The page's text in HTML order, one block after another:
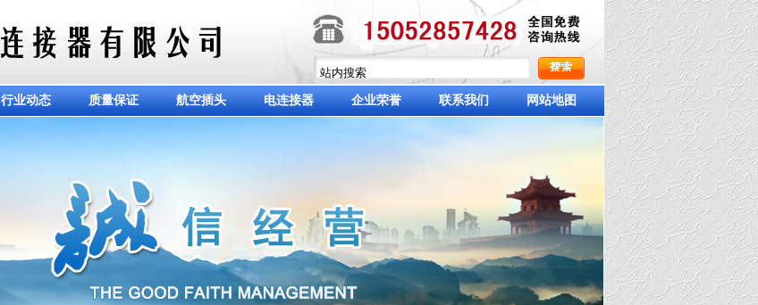
行业动态 质量保证 航空插头 电连接器 企业荣誉 联系我们 网站地图